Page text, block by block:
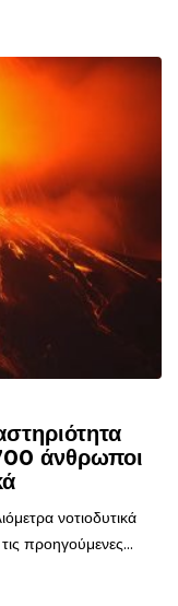
άνθρωποι
νοτιοδυτικά
προηγούμενες...